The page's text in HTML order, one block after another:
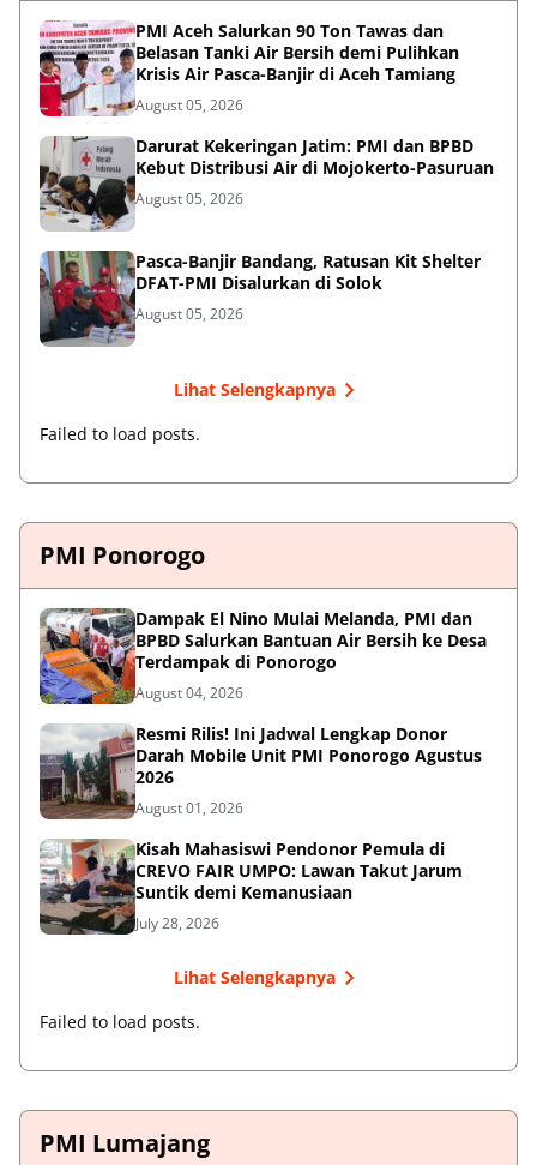
PMI Aceh Salurkan 90 Ton Tawas dan
Belasan Tanki Air Bersih demi Pulihkan
Krisis Air Pasca-Banjir di Aceh Tamiang
August 05, 2026
Darurat Kekeringan Jatim: PMI dan BPBD
Kebut Distribusi Air di Mojokerto-Pasuruan
August 05, 2026
Pasca-Banjir Bandang, Ratusan Kit Shelter
DFAT-PMI Disalurkan di Solok
August 05, 2026
Lihat Selengkapnya
Failed to load posts.
PMI Ponorogo
Dampak El Nino Mulai Melanda, PMI dan
BPBD Salurkan Bantuan Air Bersih ke Desa
Terdampak di Ponorogo
August 04, 2026
Resmi Rilis! Ini Jadwal Lengkap Donor
Darah Mobile Unit PMI Ponorogo Agustus
2026
August 01, 2026
Kisah Mahasiswi Pendonor Pemula di
CREVO FAIR UMPO: Lawan Takut Jarum
Suntik demi Kemanusiaan
July 28, 2026
Lihat Selengkapnya
Failed to load posts.
PMI Lumajang